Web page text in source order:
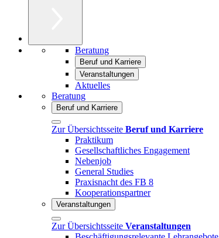
Beratung
Beruf und Karriere
Veranstaltungen
Aktuelles
Beratung
Beruf und Karriere
Zur Übersichtsseite Beruf und Karriere
Praktikum
Gesellschaftliches Engagement
Nebenjob
General Studies
Praxisnacht des FB 8
Kooperationspartner
Veranstaltungen
Zur Übersichtsseite Veranstaltungen